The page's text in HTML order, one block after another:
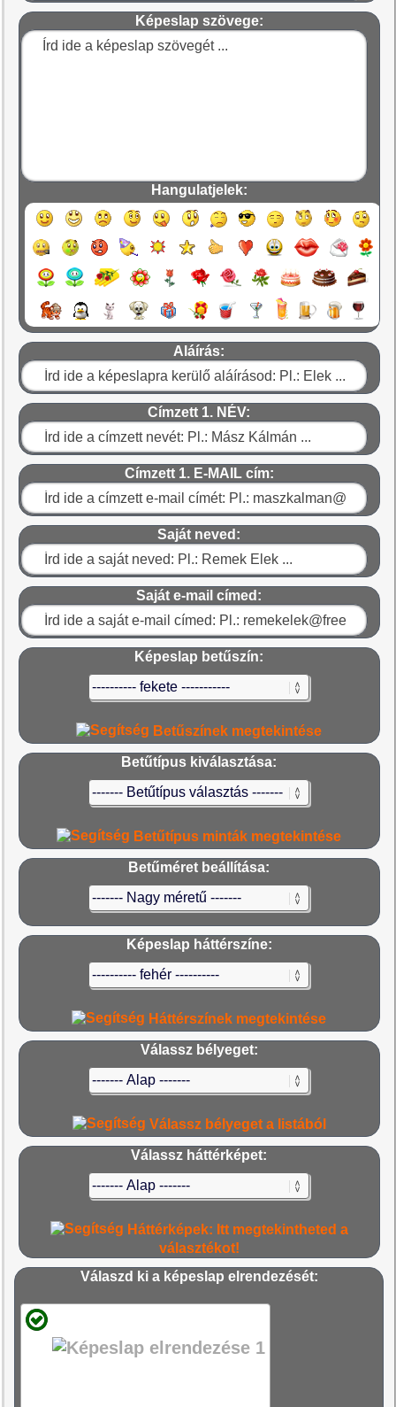
Képeslap szövege:
Hangulatjelek:
Aláírás:
Címzett 1. NÉV:
Címzett 1. E-MAIL cím:
Saját neved:
Saját e-mail címed:
Képeslap betűszín:
Betűszínek megtekintése
Betűtípus kiválasztása:
Betűtípus minták megtekintése
Betűméret beállítása:
Képeslap háttérszíne:
Háttérszínek megtekintése
Válassz bélyeget:
Válassz bélyeget a listából
Válassz háttérképet:
Háttérképek: Itt megtekintheted a
választékot!
Válaszd ki a képeslap elrendezését: